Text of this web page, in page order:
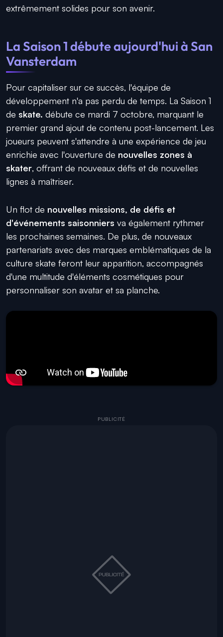
extrêmement solides pour son avenir.
La Saison 1 débute aujourd'hui à San
Vansterdam
Pour capitaliser sur ce succès, l'équipe de
développement n'a pas perdu de temps. La Saison 1
de skate. débute ce mardi 7 octobre, marquant le
premier grand ajout de contenu post-lancement. Les
joueurs peuvent s'attendre à une expérience de jeu
enrichie avec l'ouverture de nouvelles zones à
skater, offrant de nouveaux défis et de nouvelles
lignes à maîtriser.
Un flot de nouvelles missions, de défis et
d'événements saisonniers va également rythmer
les prochaines semaines. De plus, de nouveaux
partenariats avec des marques emblématiques de la
culture skate feront leur apparition, accompagnés
d'une multitude d'éléments cosmétiques pour
personnaliser son avatar et sa planche.